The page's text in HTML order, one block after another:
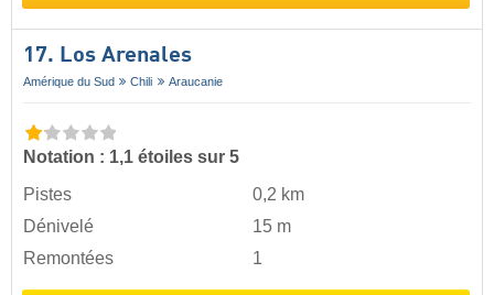
17. Los Arenales
Amérique du Sud Chili Araucanie
Notation : 1,1 étoiles sur 5
Pistes
0,2 km
Dénivelé
15 m
Remontées
1